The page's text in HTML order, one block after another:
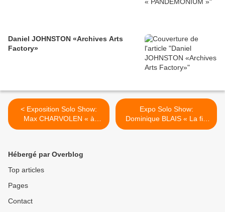
Daniel JOHNSTON «Archives Arts
Factory»
< Exposition Solo Show:
Max CHARVOLEN « à
corps d’espace »
Expo Solo Show:
Dominique BLAIS « La fin
du contretemps » >
Hébergé par Overblog
Top articles
Pages
Contact